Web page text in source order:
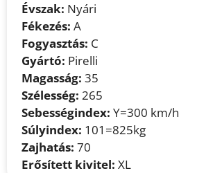
Évszak: Nyári
Fékezés: A
Fogyasztás: C
Gyártó: Pirelli
Magasság: 35
Szélesség: 265
Sebességindex: Y=300 km/h
Súlyindex: 101=825kg
Zajhatás: 70
Erősített kivitel: XL